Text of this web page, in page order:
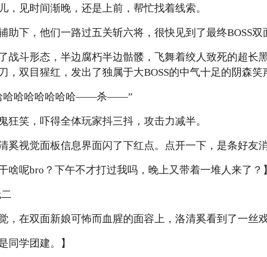
，见时间渐晚，还是上前，帮忙找着线索。
助下，他们一路过五关斩六将，很快见到了最终BOSS双
战斗形态，半边腐朽半边骷髅，飞舞着绞人致死的超长
，双目猩红，发出了独属于大BOSS的中气十足的阴森笑
哈哈哈哈哈哈哈——杀——”
狂笑，吓得全体玩家抖三抖，攻击力减半。
奚视觉面板信息界面闪了下红点。点开一下，是条好
啥呢bro？下午不才打过我吗，晚上又带着一堆人来了？】
，在双面新娘可怖而血腥的面容上，洛清奚看到了一丝戏
同学团建。】